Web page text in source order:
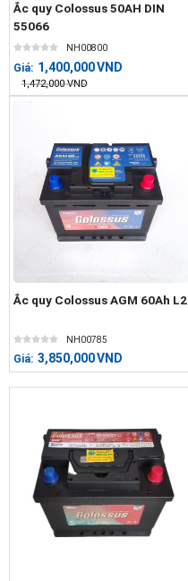
Ắc quy Colossus 50AH DIN
55066
NH00800
Giá: 1,400,000VND
1,472,000 VND
Ắc quy Colossus AGM 60Ah L2
NH00785
Giá: 3,850,000VND